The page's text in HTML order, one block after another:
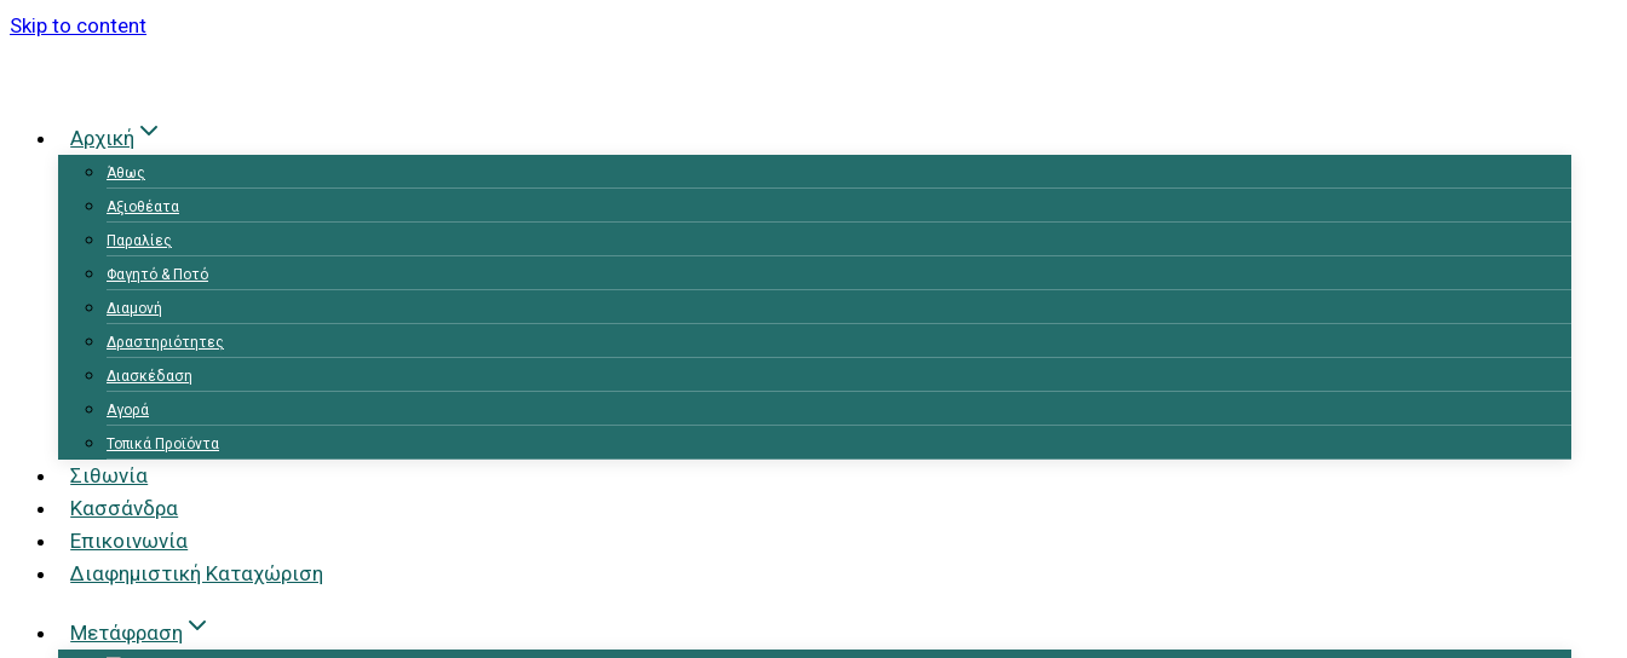
Skip to content
Αρχική
Άθως
Αξιοθέατα
Παραλίες
Φαγητό & Ποτό
Διαμονή
Δραστηριότητες
Διασκέδαση
Αγορά
Τοπικά Προϊόντα
Σιθωνία
Κασσάνδρα
Επικοινωνία
Διαφημιστική Καταχώριση
Μετάφραση